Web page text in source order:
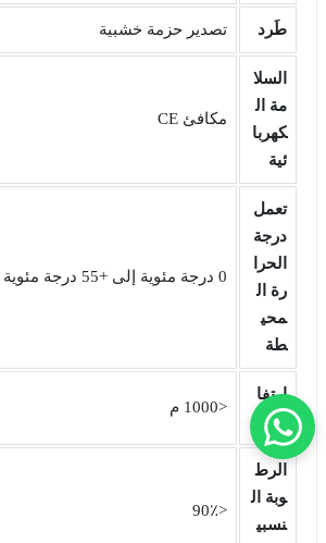
طَرد تصدير حزمة خشبية
السلا
مة ال
كهربا
ئية
مكافئ CE
تعمل
درجة
الحرا
رة ال
محي
طة
0 درجة مئوية إلى +55 درجة مئوية
ارتفا
ع
<1000 م
الرط
وبة ال
نسبي
<90٪